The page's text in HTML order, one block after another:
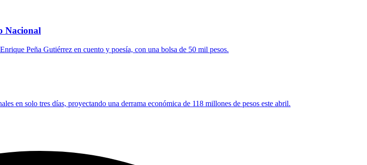
Nacional
Peña Gutiérrez en cuento y poesía, con una bolsa de 50 mil pesos.
en solo tres días, proyectando una derrama económica de 118 millones de pesos este abril.